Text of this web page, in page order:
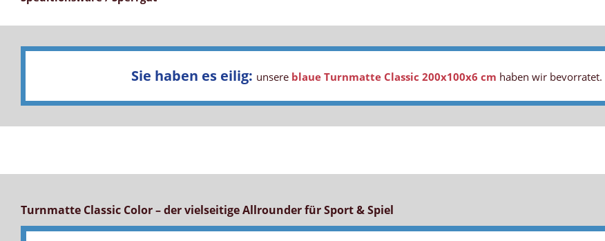
Sie haben es eilig: unsere blaue Turnmatte Classic 200x100x6 cm haben wir
Turnmatte Classic Color – der vielseitige Allrounder für Sport & Spiel